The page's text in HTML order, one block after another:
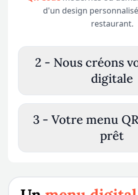
d'un design
restaurant.
2 - Nous créons
digitale
3 - Votre menu
prêt